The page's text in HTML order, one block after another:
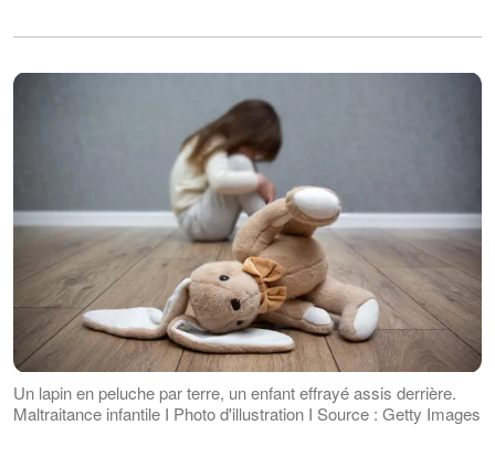
Un lapin en peluche par terre, un enfant effrayé assis derrière.
Maltraitance infantile I Photo d'illustration I Source : Getty Images